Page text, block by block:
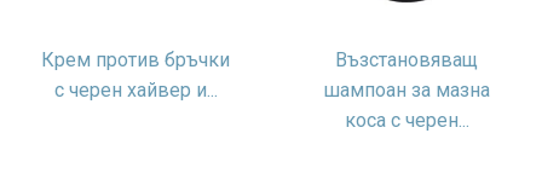
Крем против бръчки
с черен хайвер и...
Възстановяващ
шампоан за мазна
коса с черен...